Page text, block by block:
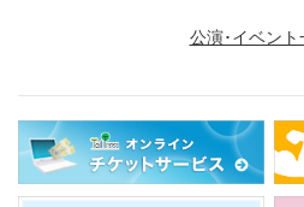
公演･イベント